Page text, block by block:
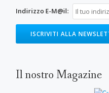
Indirizzo E-M@il:
Il nostro Magazine